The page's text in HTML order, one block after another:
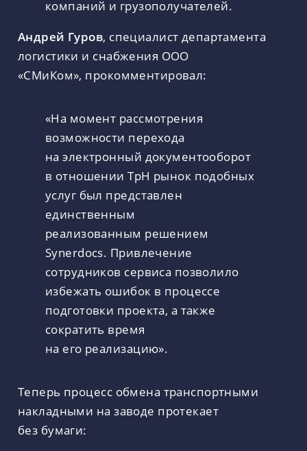
компаний и грузополучателей.
Андрей Гуров, специалист департамента
логистики и снабжения ООО
«СМиКом», прокомментировал:
«На момент рассмотрения
возможности перехода
на электронный документооборот
в отношении ТрН рынок подобных
услуг был представлен
единственным
реализованным решением
Synerdocs. Привлечение
сотрудников сервиса позволило
избежать ошибок в процессе
подготовки проекта, а также
сократить время
на его реализацию».
Теперь процесс обмена транспортными
накладными на заводе протекает
без бумаги: